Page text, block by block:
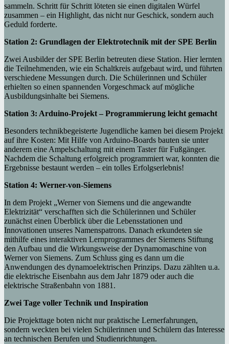
sammeln. Schritt für Schritt löteten sie einen digitalen Würfel
zusammen – ein Highlight, das nicht nur Geschick, sondern auch
Geduld forderte.
Station 2: Grundlagen der Elektrotechnik mit der SPE Berlin
Zwei Ausbilder der SPE Berlin betreuten diese Station. Hier lernten
die Teilnehmenden, wie ein Schaltkreis aufgebaut wird, und führten
verschiedene Messungen durch. Die Schülerinnen und Schüler
erhielten so einen spannenden Vorgeschmack auf mögliche
Ausbildungsinhalte bei Siemens.
Station 3: Arduino-Projekt – Programmierung leicht gemacht
Besonders technikbegeisterte Jugendliche kamen bei diesem Projekt
auf ihre Kosten: Mit Hilfe von Arduino-Boards bauten sie unter
anderem eine Ampelschaltung mit einem Taster für Fußgänger.
Nachdem die Schaltung erfolgreich programmiert war, konnten die
Ergebnisse bestaunt werden – ein tolles Erfolgserlebnis!
Station 4: Werner-von-Siemens
In dem Projekt „Werner von Siemens und die angewandte
Elektrizität“ verschafften sich die Schülerinnen und Schüler
zunächst einen Überblick über die Lebensstationen und
Innovationen unseres Namenspatrons. Danach erkundeten sie
mithilfe eines interaktiven Lernprogrammes der Siemens Stiftung
den Aufbau und die Wirkungsweise der Dynamomaschine von
Werner von Siemens. Zum Schluss ging es dann um die
Anwendungen des dynamoelektrischen Prinzips. Dazu zählten u.a.
die elektrische Eisenbahn aus dem Jahr 1879 oder auch die
elektrische Straßenbahn von 1881.
Zwei Tage voller Technik und Inspiration
Die Projekttage boten nicht nur praktische Lernerfahrungen,
sondern weckten bei vielen Schülerinnen und Schülern das Interesse
an technischen Berufen und Studienrichtungen.